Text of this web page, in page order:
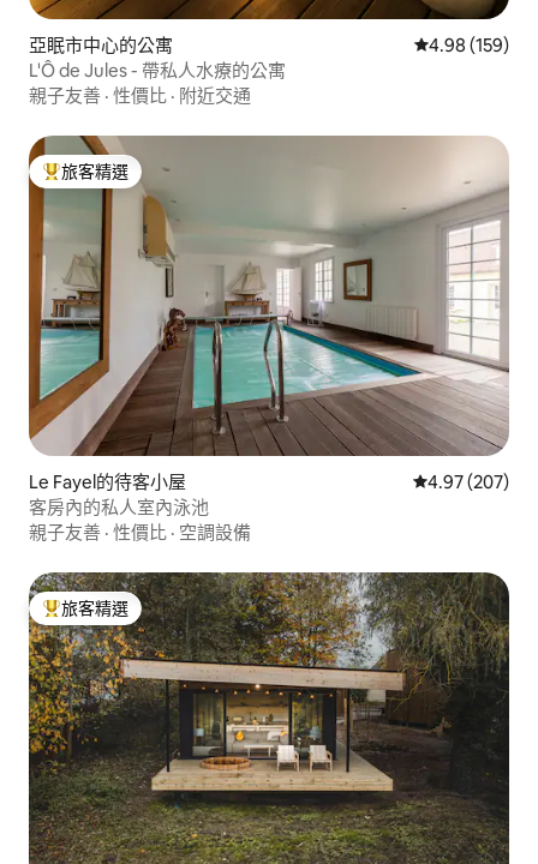
亞眠市中心的公寓 從 159 則評價
4.98 (159)
L'Ô de Jules - 帶私人水療的公寓
親子友善 · 性價比 · 附近交通
旅客精選榜首
旅客精選
Le Fayel的待客小屋 從 207 則評價
4.97 (207)
客房內的私人室內泳池
親子友善 · 性價比 · 空調設備
旅客精選榜首
旅客精選